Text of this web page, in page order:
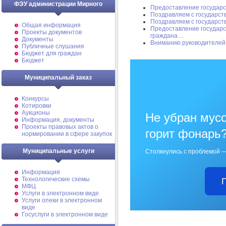
ФЭУ администрации Мирного
Общая информация
Проекты документов
Документы
Публичные слушания
Бюджет для граждан
Бюджет
Муниципальный заказ
Конкурсы
Котировки
Аукционы
Информация, документы
Проекты правовых актов о
нормировании в сфере закупок
Муниципальные услуги
Информация
Технологические схемы
МФЦ
Услуги в электронном виде
Услуги опеки в электронном
виде
Госуслуги в электронном виде
Предоставление
Поздравляем с
Поздравляем с
Предоставление
граждана ...
Вниманию
Не убран
горит
Столкнулись с проблемой